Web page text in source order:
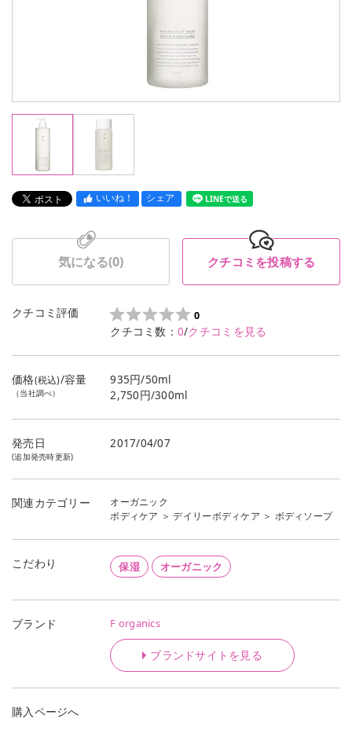
いいね！ シェア LINEで送る
気になる(0) クチコミを投稿する
クチコミ評価 0
クチコミ数： 0/クチコミを見る
価格(税込)/容量
（当社調べ）
935円/50ml
2,750円/300ml
発売日
(追加発売時更新)
2017/04/07
関連カテゴリー
オーガニック
ボディケア ＞デイリーボディケア ＞ ボディソープ
こだわり 保湿 オーガニック
ブランド F organics
ブランドサイトを見る
購入ページへ